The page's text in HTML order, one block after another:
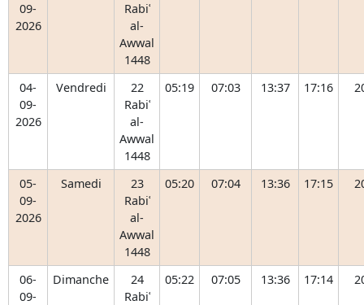
09-
2026
Rabiʿ
al-
Awwal
1448
04-
09-
2026
Vendredi
22
Rabiʿ
al-
Awwal
1448
05:19 07:03 13:37 17:16
05-
09-
2026
Samedi
23
Rabiʿ
al-
Awwal
1448
05:20 07:04 13:36 17:15
06-
09-
Dimanche
24
Rabiʿ
05:22 07:05 13:36 17:14